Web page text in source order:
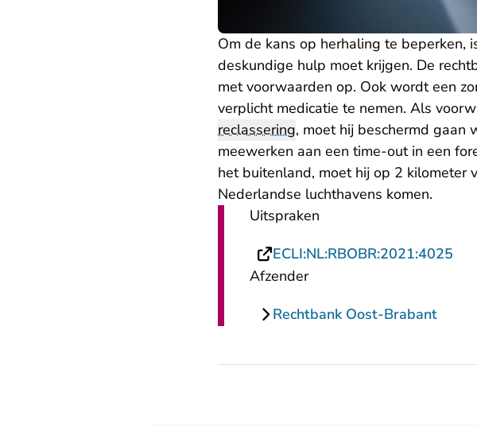
Om de kans op herhaling te beperken,
deskundige hulp moet krijgen. De
met voorwaarden op. Ook wordt een
verplicht medicatie te nemen. Als
reclassering, moet hij beschermd gaan
meewerken aan een time-out in een
het buitenland, moet hij op 2 kilometer
Nederlandse luchthavens komen.
Uitspraken
ECLI:NL:RBOBR:2021:4025
Afzender
Rechtbank Oost-Brabant